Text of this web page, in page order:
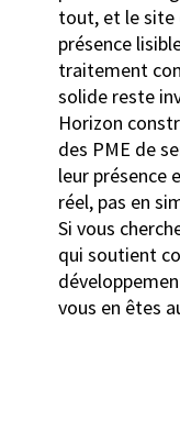
tout, et le site
présence
traitement
solide reste
Horizon
des PME de
leur présence
réel, pas en
Si vous
qui soutient
vous en êtes